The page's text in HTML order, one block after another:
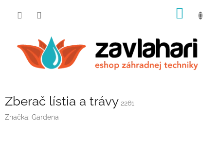
Zberač lístia a trávy 2261
Značka: Gardena